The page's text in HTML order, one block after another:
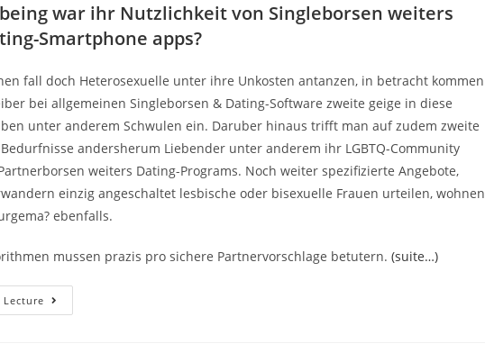
war ihr Nutzlichkeit von Singleborsen weiters
Smartphone apps?
fall doch Heterosexuelle unter ihre Unkosten antanzen, in betracht kommen
bei allgemeinen Singleborsen & Dating-Software zweite geige in diese
unter anderem Schwulen ein. Daruber hinaus trifft man auf zudem zweite
andersherum Liebender unter anderem ihr LGBTQ-Community
weiters Dating-Programs. Noch weiter spezifizierte Angebote,
einzig angeschaltet lesbische oder bisexuelle Frauen urteilen, wohnen
ebenfalls.
mussen prazis pro sichere Partnervorschlage betutern.(suite…)
Inoffizieller
Mitarbeiter